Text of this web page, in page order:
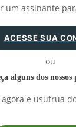
um assinante
ACESSE SUA
ou
alguns dos nossos
agora e usufrua